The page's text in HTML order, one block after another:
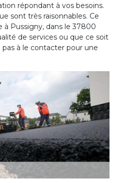
répondant à vos besoins.
sont très raisonnables. Ce
Pussigny, dans le 37800
de services ou que ce soit
pas à le contacter pour une